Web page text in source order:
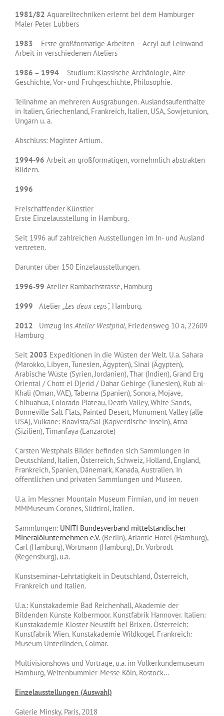
1981/82 Aquarelltechniken erlernt bei dem Hamburger
Maler Peter Lübbers
1983
Erste großformatige Arbeiten – Acryl auf Leinwand
Arbeit in verschiedenen Ateliers
1986 – 1994 Studium: Klassische Archäologie, Alte
Geschichte, Vor- und Frühgeschichte, Philosophie.
Teilnahme an mehreren Ausgrabungen. Auslandsaufenthalte
in Italien, Griechenland, Frankreich, Italien, USA, Sowjetunion,
Ungarn u. a.
Abschluss: Magister Artium.
1994-96 Arbeit an großformatigen, vornehmlich abstrakten
Bildern.
1996
Freischaffender Künstler
Erste Einzelausstellung in Hamburg.
Seit 1996 auf zahlreichen Ausstellungen im In- und Ausland
vertreten.
Darunter über 150 Einzelausstellungen.
1996-99 Atelier Rambachstrasse, Hamburg
1999 Atelier „Les deux ceps“, Hamburg.
2012 Umzug ins Atelier Westphal, Friedensweg 10 a, 22609
Hamburg
Seit 2003 Expeditionen in die Wüsten der Welt. U.a. Sahara
(Marokko, Libyen, Tunesien, Ägypten), Sinai (Ägypten),
Arabische Wüste (Syrien, Jordanien), Thar (Indien), Grand Erg
Oriental / Chott el Djerid / Dahar Gebirge (Tunesien), Rub al-
Khali (Oman, VAE), Taberna (Spanien), Sonora, Mojave,
Chihuahua, Colorado Plateau, Death Valley, White Sands,
Bonneville Salt Flats, Painted Desert, Monument Valley (alle
USA), Vulkane: Boavista/Sal (Kapverdische Inseln), Ätna
(Sizilien), Timanfaya (Lanzarote)
Carsten Westphals Bilder befinden sich Sammlungen in
Deutschland, Italien, Österreich, Schweiz, Holland, England,
Frankreich, Spanien, Dänemark, Kanada, Australien. In
öffentlichen und privaten Sammlungen und Museen.
U.a. im Messner Mountain Museum Firmian, und im neuen
MMMuseum Corones, Südtirol, Italien.
Sammlungen: UNITI Bundesverband mittelständischer
Mineralölunternehmen e.V.(Berlin), Atlantic Hotel (Hamburg),
Carl (Hamburg), Wortmann (Hamburg), Dr. Vorbrodt
(Regensburg), u.a.
Kunstseminar-Lehrtätigkeit in Deutschland, Österreich,
Frankreich und Italien.
U.a.: Kunstakademie Bad Reichenhall, Akademie der
Bildenden Künste Kolbermoor. Kunstfabrik Hannover. Italien:
Kunstakademie Kloster Neustift bei Brixen. Österreich:
Kunstfabrik Wien. Kunstakademie Wildkogel. Frankreich:
Museum Unterlinden, Colmar.
Multivisionshows und Vorträge, u.a. im Völkerkundemuseum
Hamburg, Weltenbummler-Messe Köln, Rostock…
Einzelausstellungen (Auswahl)
Galerie Minsky, Paris, 2018